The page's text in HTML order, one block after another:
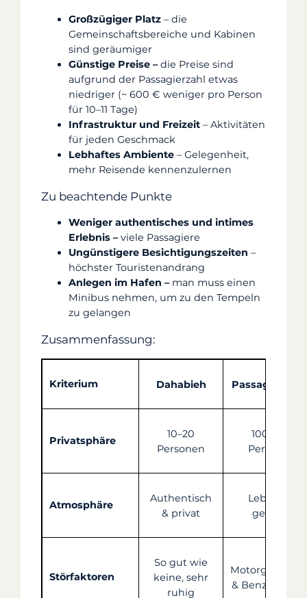
Großzügiger Platz – die
Gemeinschaftsbereiche und Kabinen
sind geräumiger
Günstige Preise –die Preise sind
aufgrund der Passagierzahl etwas
niedriger (~ 600 € weniger pro Person
für 10–11 Tage)
Infrastruktur und Freizeit – Aktivitäten
für jeden Geschmack
Lebhaftes Ambiente – Gelegenheit,
mehr Reisende kennenzulernen
Zu beachtende Punkte
Weniger authentisches und intimes
Erlebnis –viele Passagiere
Ungünstigere Besichtigungszeiten –
höchster Touristenandrang
Anlegen im Hafen – man muss einen
Minibus nehmen, um zu den Tempeln
zu gelangen
Zusammenfassung:
Kriterium Dahabieh
Privatsphäre
10–20
Personen
100–200
Personen
Atmosphäre
Authentisch
& privat
Lebhaft &
gesellig
Störfaktoren
So gut wie
keine, sehr
ruhig
&